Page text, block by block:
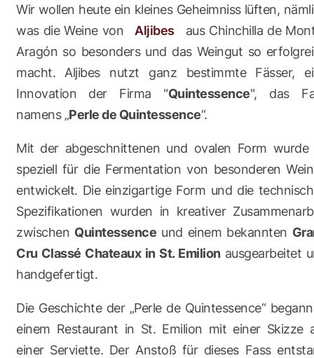
Wir wollen heute ein kleines Geheimniss lüften,
was die Weine von
Aljibes
aus Chinchilla de
Aragón so besonders und das Weingut so
macht. Aljibes nutzt ganz bestimmte Fässer,
Innovation der Firma "Quintessence", das
namens „Perle de Quintessence“.
Mit der abgeschnittenen und ovalen Form wurde
speziell für die Fermentation von besonderen
entwickelt. Die einzigartige Form und die
Spezifikationen wurden in kreativer
zwischen Quintessence und einem bekannten
Cru Classé Chateaux in St. Emilionausgearbeitet
handgefertigt.
Die Geschichte der „Perle de Quintessence“
einem Restaurant in St. Emilion mit einer Skizze
einer Serviette. Der Anstoß für dieses Fass